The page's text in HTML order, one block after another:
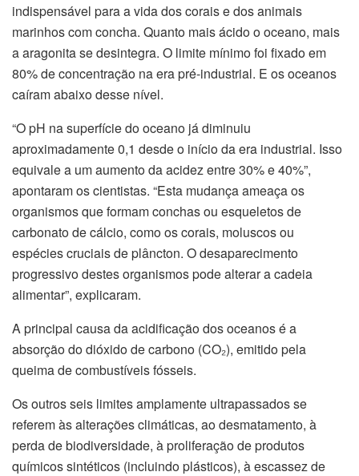
indispensável para a vida dos corais e dos animais
marinhos com concha. Quanto mais ácido o oceano, mais
a aragonita se desintegra. O limite mínimo foi fixado em
80% de concentração na era pré-industrial. E os oceanos
caíram abaixo desse nível.
“O pH na superfície do oceano já diminuiu
aproximadamente 0,1 desde o início da era industrial. Isso
equivale a um aumento da acidez entre 30% e 40%”,
apontaram os cientistas. “Esta mudança ameaça os
organismos que formam conchas ou esqueletos de
carbonato de cálcio, como os corais, moluscos ou
espécies cruciais de plâncton. O desaparecimento
progressivo destes organismos pode alterar a cadeia
alimentar”, explicaram.
A principal causa da acidificação dos oceanos é a
absorção do dióxido de carbono (CO₂), emitido pela
queima de combustíveis fósseis.
Os outros seis limites amplamente ultrapassados se
referem às alterações climáticas, ao desmatamento, à
perda de biodiversidade, à proliferação de produtos
químicos sintéticos (incluindo plásticos), à escassez de